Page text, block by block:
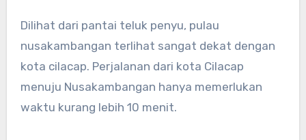
Dilihat dari pantai teluk penyu, pulau
nusakambangan terlihat sangat dekat dengan
kota cilacap. Perjalanan dari kota Cilacap
menuju Nusakambangan hanya memerlukan
waktu kurang lebih 10 menit.